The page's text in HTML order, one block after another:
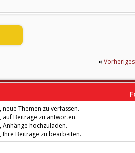
«
, neue Themen zu verfassen.
, auf Beiträge zu antworten.
, Anhänge hochzuladen.
, Ihre Beiträge zu bearbeiten.